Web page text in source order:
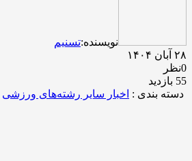
نویسنده:تسنیم
۲۸ آبان ۱۴۰۴
0نظر
55 بازدید
دسته بندی : اخبار سایر رشته‌های ورزشی